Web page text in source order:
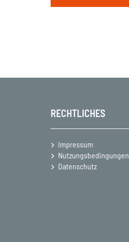
RECHTLICHES
Impressum
Nutzungsbedingungen
Datenschutz